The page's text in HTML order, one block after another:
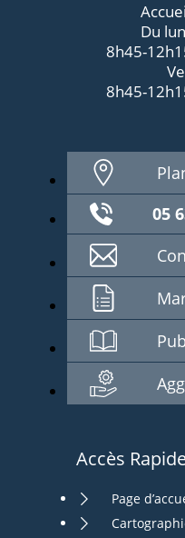
Du
8h45-
8h45-
05
Accès
Page